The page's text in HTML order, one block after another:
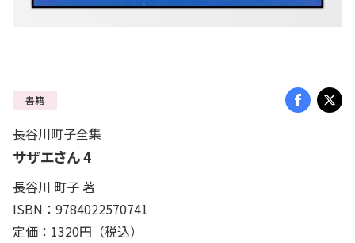
書籍
長谷川町子全集
サザエさん 4
長谷川 町子 著
ISBN：9784022570741
定価：1320円（税込）